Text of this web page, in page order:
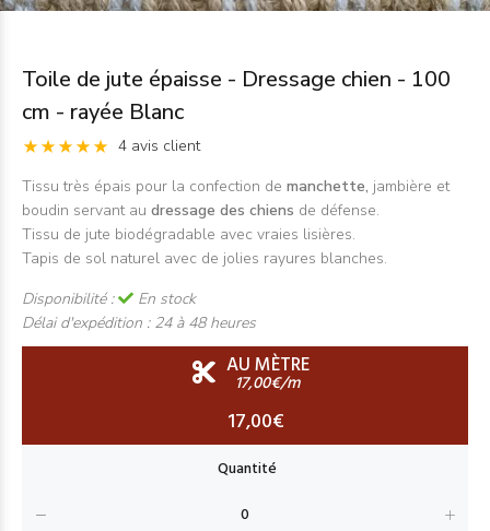
Toile de jute épaisse - Dressage chien - 100
cm - rayée Blanc
4 avis client
Tissu très épais pour la confection de manchette, jambière et
boudin servant au dressage des chiens de défense.
Tissu de jute biodégradable avec vraies lisières.
Tapis de sol naturel avec de jolies rayures blanches.
Disponibilité :
En stock
Délai d'expédition : 24 à 48 heures
AU MÈTRE
17,00€/m
17,00€